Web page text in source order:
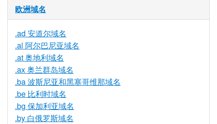
欧洲域名
.ad 安道尔域名
.al 阿尔巴尼亚域名
.at 奥地利域名
.ax 奥兰群岛域名
.ba 波斯尼亚和黑塞哥维那域名
.be 比利时域名
.bg 保加利亚域名
.by 白俄罗斯域名